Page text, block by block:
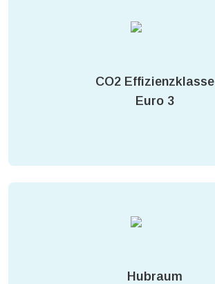
CO2 Effizienzklasse
Euro 3
Hubraum